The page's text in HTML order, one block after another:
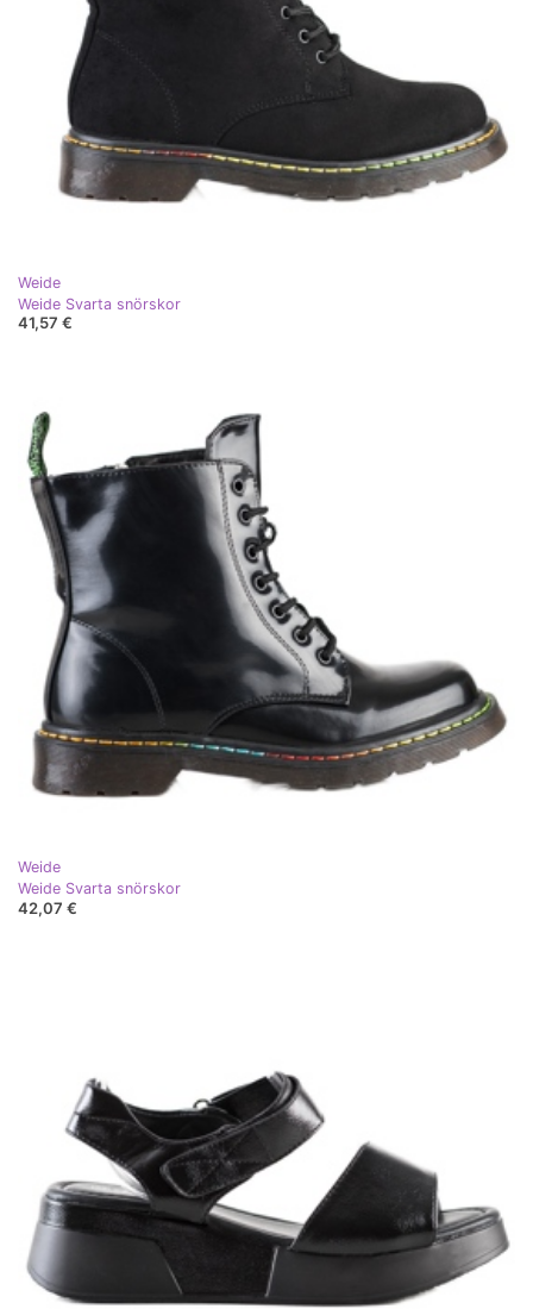
Weide
Weide Svarta snörskor
41,57 €
Weide
Weide Svarta snörskor
42,07 €